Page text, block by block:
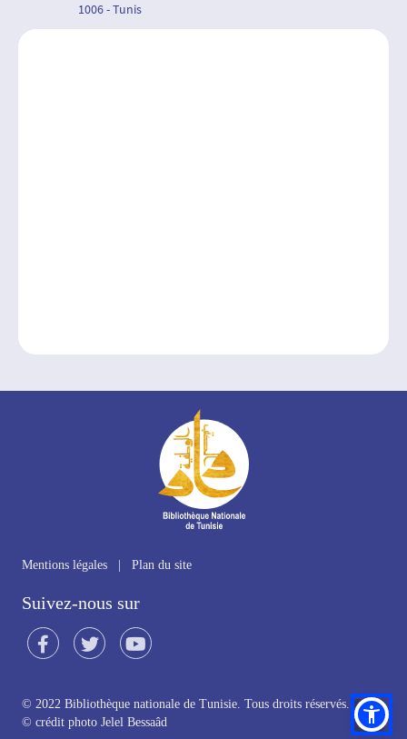
1006 - Tunis
Mentions légales Plan du site
Suivez-nous sur
© 2022 Bibliothèque nationale de Tunisie. Tous droits réservés.
© crédit photo Jelel Bessaâd